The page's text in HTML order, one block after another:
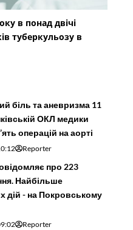
в понад двічі
туберкульозу в
біль та аневризма 11
ОКЛ медики
операцій на аорті
Reporter
про 223
Найбільше
дій - на Покровському
Reporter